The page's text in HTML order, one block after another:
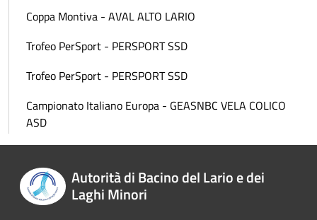
Coppa Montiva - AVAL ALTO LARIO
Trofeo PerSport - PERSPORT SSD
Trofeo PerSport - PERSPORT SSD
Campionato Italiano Europa - GEASNBC VELA COLICO
ASD
Autorità di Bacino del Lario e dei
Laghi Minori